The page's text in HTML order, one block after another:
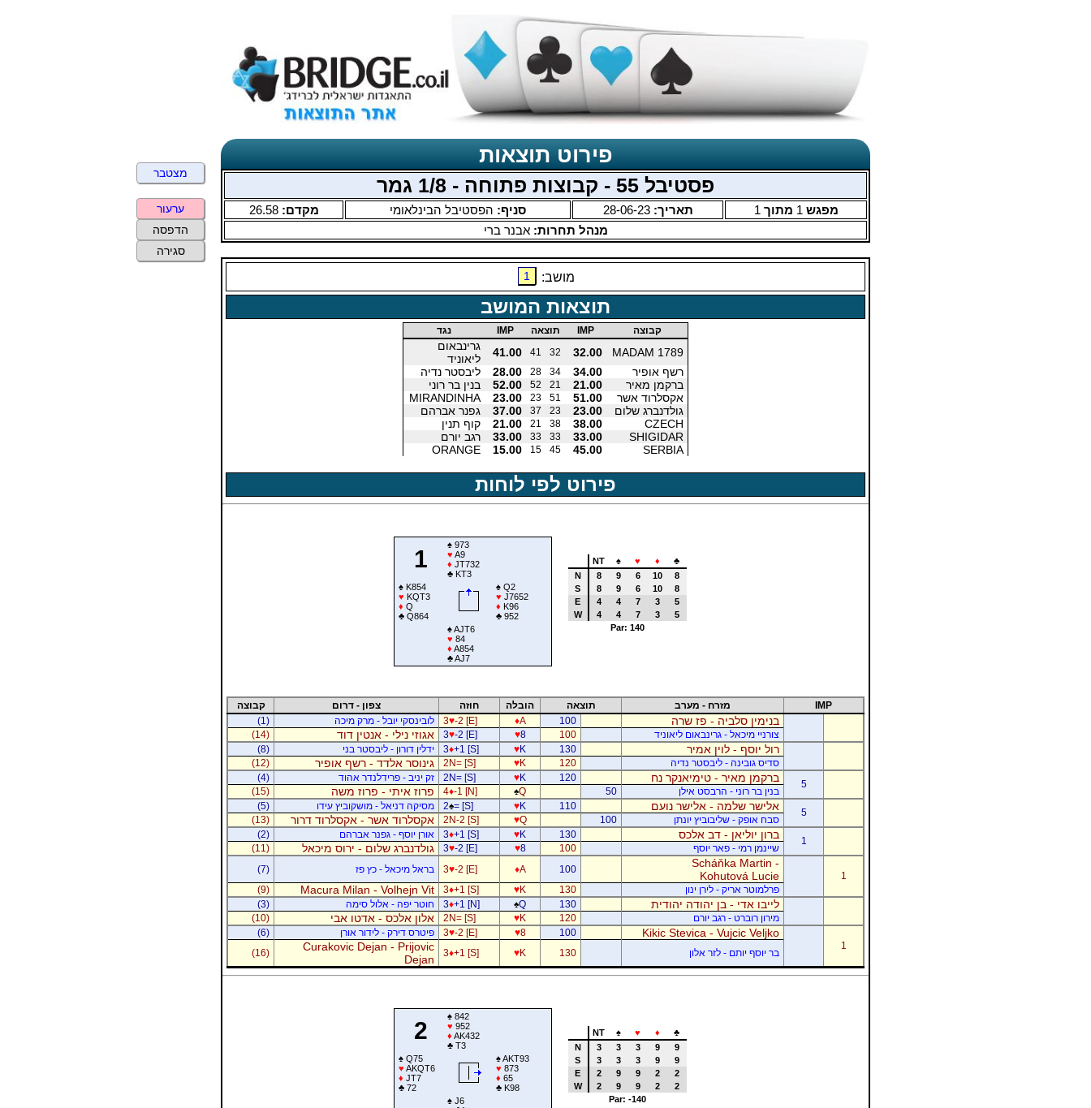
פירוט תוצאות
פסטיבל 55 - קבוצות פתוחה - 1/8 גמר
מפגש 1 מתוך 1 תאריך:28-06-23 סניף: הפסטיבל הבינלאומי מקדם:26.58
מנהל תחרות:אבנר ברי
מושב: 1
תוצאות המושב
קבוצה IMP תוצאה IMP נגד
MADAM 1789
32.00
32
41
41.00
גרינבאום
ליאוניד
רשף אופיר
34.00
34
28
28.00
ליבסטר נדיה
ברקמן מאיר
21.00
21
52
52.00
בנין בר רוני
אקסלרוד אשר
51.00
51
23
23.00
MIRANDINHA
גולדנברג שלום
23.00
23
37
37.00
גפנר אברהם
CZECH
38.00
38
21
21.00
קוף תנין
SHIGIDAR
33.00
33
33
33.00
רגב יורם
SERBIA
45.00
45
15
15.00
ORANGE
פירוט לפי לוחות
1
♠973
♥ A9
♦ JT732
♣KT3
♠K854
♥ KQT3
♦ Q
♣Q864
♠Q2
♥ J7652
♦ K96
♣952
♠AJT6
♥ 84
♦ A854
♣AJ7
NT ♠ ♥ ♦
♣
N
8 9 6 10
8
S
8 9 6 10
8
E
4 4 7 3
5
W
4 4 7 3
5
Par: 140
IMP מזרח - מערב תוצאה הובלה חוזה צפון - דרום קבוצה
בנימין סלביה - פז שרה 100
♦A
3♥-2 [E] לובינסקי יובל - מרק מיכה
(1)
צורניי מיכאל - גרינבאום ליאוניד
100
♥8
3♥-2 [E] אגוזי נילי - אנטין דוד (14)
רול יוסף - לוין אמיר 130
♥K
3♦+1 [S] ידלין דורון - ליבסטר בני
(8)
סדיס גובינה - ליבסטר נדיה
120
♥K
2N= [S] גינוסר אלדד - רשף אופיר
(12)
5
ברקמן מאיר - טימיאנקר נח 120
♥K
2N= [S] זק יניב - פרידלנדר אהוד
(4)
בנין בר רוני - הרבסט אילן
50
♠Q
4♦-1 [N] פרוז איתי - פרוז משה
(15)
5
אלישר שלמה - אלישר נועם 110
♥K
2♠= [S] מסיקה דניאל - מושקוביץ עידו
(5)
סבח אופק - שליבוביץ יונתן
100
♥Q
2N-2 [S] אקסלרוד אשר - אקסלרוד דרור
(13)
1
ברון יוליאן - דב אלכס 130
♥K
3♦+1 [S] אורן יוסף - גפנר אברהם
(2)
שיינמן רמי - פאר יוסף
100
♥8
3♥-2 [E] גולדנברג שלום - ירוס מיכאל (11)
1
Scháňka Martin -
Kohutová Lucie
100
♦A
3♥-2 [E] בראל מיכאל - כץ פז
(7)
פרלמוטר אריק - לירן ינון
130
♥K
3♦+1 [S]
Macura Milan - Volhejn Vit
(9)
לייבו אדי - בן יהודה יהודית 130
♠Q
3♦+1 [N] חוטר יפה - אלול סימה
(3)
מירון רוברט - רגב יורם
120
♥K
2N= [S] אלון אלכס - אדטו אבי (10)
1
Kikic Stevica - Vujcic Veljko
100
♥8
3♥-2 [E] פיטרס דירק - לידור אורן
(6)
בר יוסף יותם - לזר אלון
130
♥K
3♦+1 [S]
Curakovic Dejan - Prijovic
Dejan
(16)
2
♠842
♥ 952
♦ AK432
♣T3
♠Q75
♥ AKQT6
♦ JT7
♣72
♠AKT93
♥ 873
♦ 65
♣K98
♠J6
NT ♠ ♥ ♦
♣
N
3 3 3 9
9
S
3 3 3 9
9
E
2 9 9 2
2
W
2 9 9 2
2
Par: -140
מצטבר
ערעור
הדפסה
סגירה